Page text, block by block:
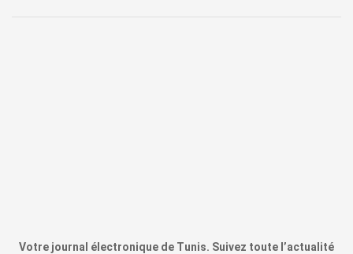
Votre journal électronique de Tunis. Suivez toute l’actualité